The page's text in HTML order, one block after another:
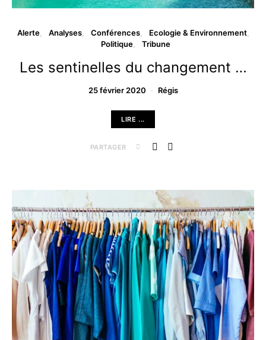
Alerte Analyses Conférences
Ecologie & Environnement
Politique
Tribune
Les sentinelles du changement …
25 février 2020 Régis
LIRE ...
PARTAGER